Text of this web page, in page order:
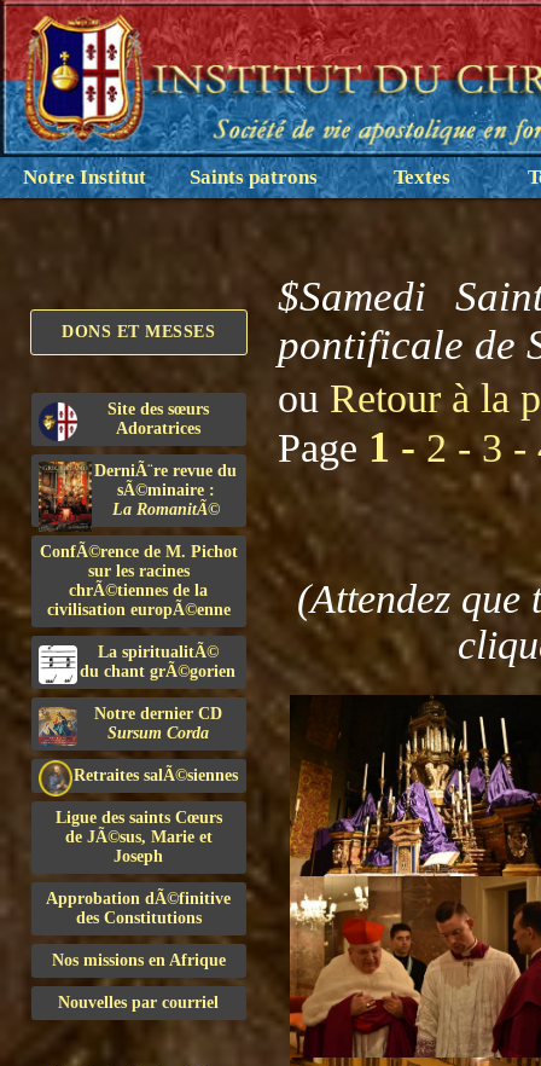
Notre Institut Saints patrons Textes
DONS ET MESSES
Site des sœurs
Adoratrices
DerniÃ¨re revue du
sÃ©minaire :
La RomanitÃ©
ConfÃ©rence de M. Pichot
sur les racines
chrÃ©tiennes de la
civilisation europÃ©enne
La spiritualitÃ©
du chant grÃ©gorien
Notre dernier CD
Sursum Corda
Retraites salÃ©siennes
Ligue des saints Cœurs
de JÃ©sus, Marie et
Joseph
Approbation dÃ©finitive
des Constitutions
Nos missions en Afrique
Nouvelles par courriel
$Samedi
pontificale de
ou Retour à la
Page 1 - 2 -3 -
(Attendez que